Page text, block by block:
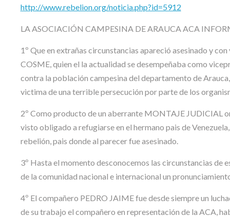
http://www.rebelion.org/noticia.php?id=5912
LA ASOCIACIÓN CAMPESINA DE ARAUCA ACA
1º Que en extrañas circunstancias apareció asesinado y
COSME, quien el la actualidad se desempeñaba como
contra la población campesina del departamento de
victima de una terrible persecución por parte de los
2º Como producto de un aberrante MONTAJE JUDICIAL
visto obligado a refugiarse en el hermano pais de
rebelión, pais donde al parecer fue asesinado.
3º Hasta el momento desconocemos las circunstancias de
de la comunidad nacional e internacional un
4º El compañero PEDRO JAIME fue desde siempre un
de su trabajo el compañero en representación de la ACA,